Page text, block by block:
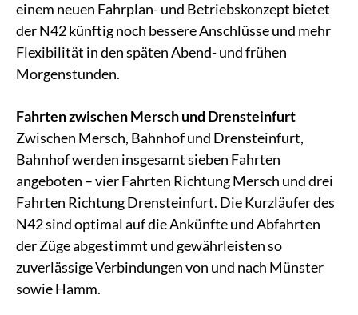
einem neuen Fahrplan- und Betriebskonzept bietet
der N42 künftig noch bessere Anschlüsse und mehr
Flexibilität in den späten Abend- und frühen
Morgenstunden.
Fahrten zwischen Mersch und Drensteinfurt
Zwischen Mersch, Bahnhof und Drensteinfurt,
Bahnhof werden insgesamt sieben Fahrten
angeboten – vier Fahrten Richtung Mersch und drei
Fahrten Richtung Drensteinfurt. Die Kurzläufer des
N42 sind optimal auf die Ankünfte und Abfahrten
der Züge abgestimmt und gewährleisten so
zuverlässige Verbindungen von und nach Münster
sowie Hamm.